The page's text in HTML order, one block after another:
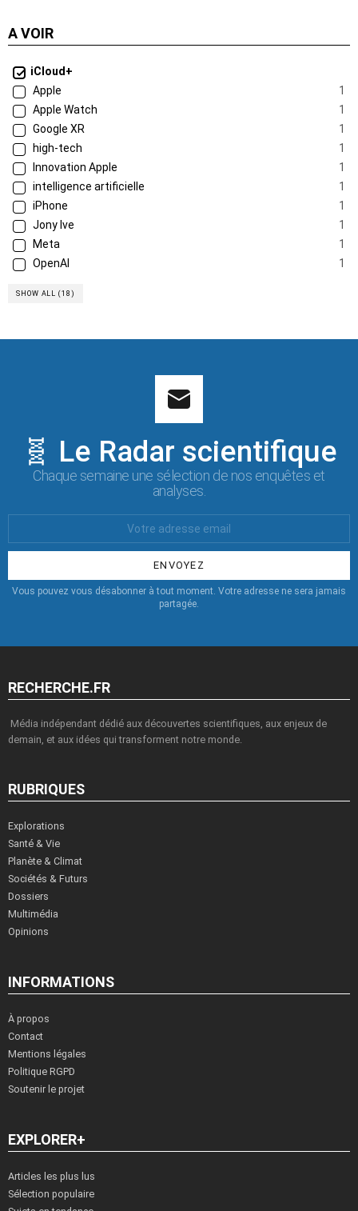
A VOIR
iCloud+
Apple
1
Apple Watch
1
Google XR
1
high-tech
1
Innovation Apple
1
intelligence artificielle
1
iPhone
1
Jony Ive
1
Meta
1
OpenAI
1
SHOW ALL (18)
🧬 Le Radar scientifique
Chaque semaine une sélection de nos enquêtes et
analyses.
:
Vous pouvez vous désabonner à tout moment. Votre adresse ne sera jamais
partagée.
RECHERCHE.FR
Média indépendant dédié aux découvertes scientifiques, aux enjeux de
demain, et aux idées qui transforment notre monde.
RUBRIQUES
Explorations
Santé & Vie
Planète & Climat
Sociétés & Futurs
Dossiers
Multimédia
Opinions
INFORMATIONS
À propos
Contact
Mentions légales
Politique RGPD
Soutenir le projet
EXPLORER+
Articles les plus lus
Sélection populaire